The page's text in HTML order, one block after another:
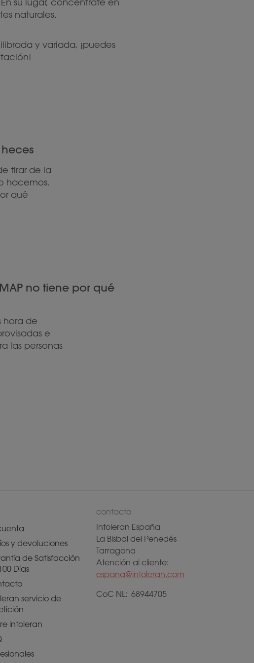
su lugar, concéntrate en
naturales.
y variada, ¡puedes
tirar de la
hacemos.
qué
no tiene por qué
hora de
e
las personas
y devoluciones
de Satisfacción
Días
servicio de
intoleran
contacto
Intoleran España
La Bisbal del Penedés
Tarragona
Atención al cliente:
espana@intoleran.com
CoC NL: 68944705